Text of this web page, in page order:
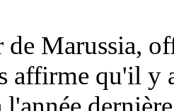
de Marussia,
affirme qu'il y